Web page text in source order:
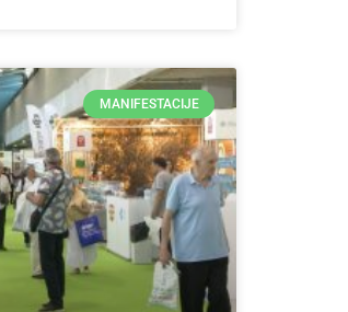
MANIFESTACIJE